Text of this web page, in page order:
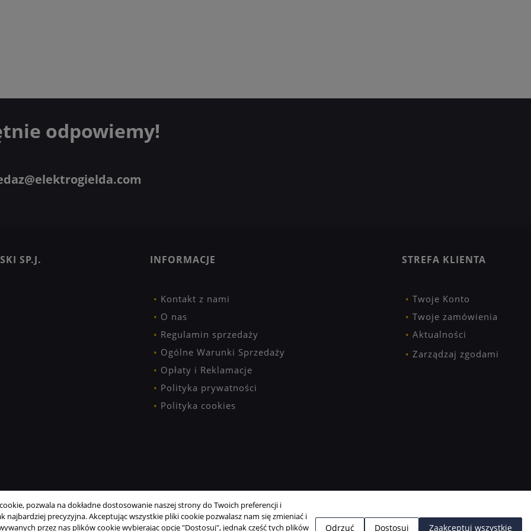
odpowiemy!
SP.J. INFORMACJE
Kontakt z nami
O nas
Regulamin sprzedaży
Ogólne Warunki Sprzedaży
Opłaty i Reklamacje
Polityka prywatności
Polityka cookies
STREFA KLIENTA
Twoje Konto
Twoje zamówienia
Aktualności
Zarządzaj zgodami
pozwala na dokładne dostosowanie naszej strony do Twoich preferencji i
najbardziej precyzyjna. Akceptując wszystkie pliki cookie pozwalasz nam się zmieniać i
przez nas plików cookie wybierając opcję "Dostosuj", jednak część tych plików
Odrzuć Dostosuj Zaakceptuj wszystkie